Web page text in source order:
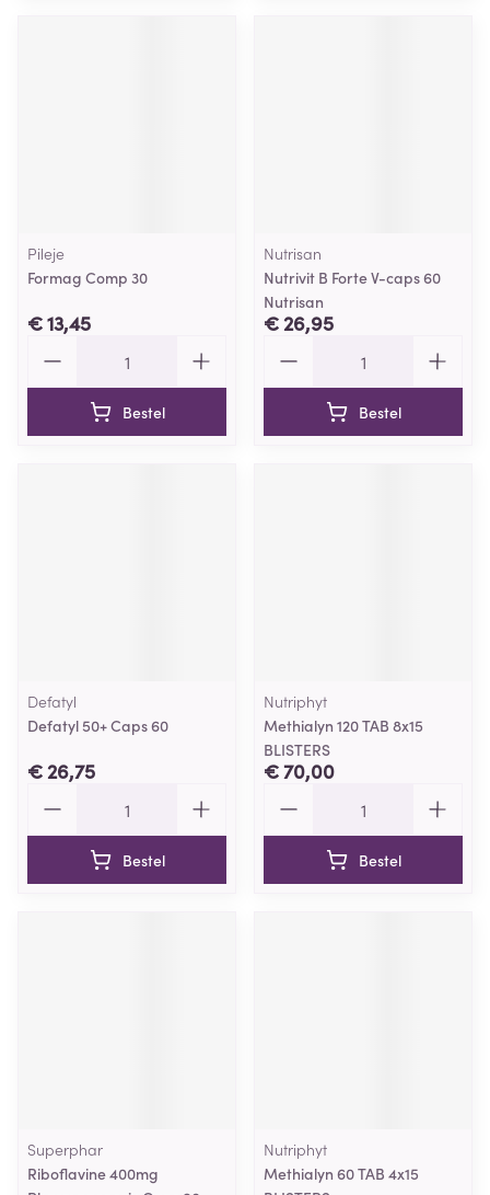
Pileje
Formag Comp 30
€ 13,45
Bestel
Nutrisan
Nutrivit B Forte V-caps 60
Nutrisan
€ 26,95
Bestel
Defatyl
Defatyl 50+ Caps 60
€ 26,75
Bestel
Nutriphyt
Methialyn 120 TAB 8x15
BLISTERS
€ 70,00
Bestel
Superphar
Riboflavine 400mg
Nutriphyt
Methialyn 60 TAB 4x15